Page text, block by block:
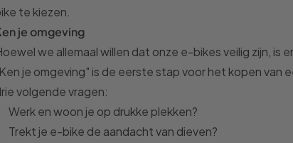
te kiezen.
je omgeving
we allemaal willen dat onze e-bikes veilig zijn,
je omgeving" is de eerste stap voor het kopen
volgende vragen:
Werk en woon je op drukke plekken?
Trekt je e-bike de aandacht van dieven?